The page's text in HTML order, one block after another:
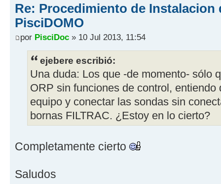
Re: Procedimiento de Instalacion
PisciDOMO
por PisciDoc » 10 Jul 2013, 11:54
ejebere escribió:
Una duda: Los que -de momento- sólo
ORP sin funciones de control, entiendo
equipo y conectar las sondas sin
bornas FILTRAC. ¿Estoy en lo cierto?
Completamente cierto
Saludos